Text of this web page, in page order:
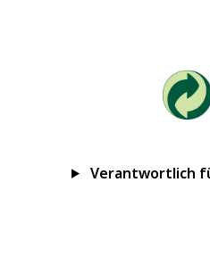
Verantwortlich